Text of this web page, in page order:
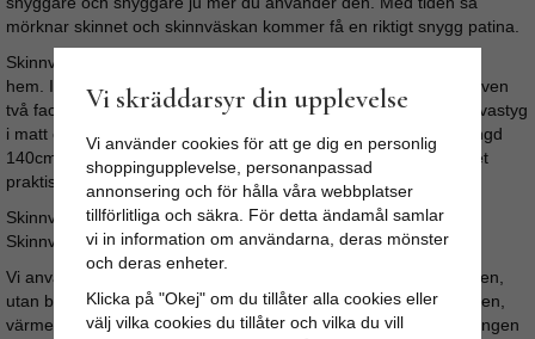
mörknar skinnet och skinnväskan kommer få en riktigt snygg patina.
Skinnväskan är handsydd i Jodhpur, Indien, av kvinnor i sina
hem. Inuti skinnväskan finns ett stort och två mindre fack och även
två fack med dragkedja. Insidan är klädd i mycket slitstarkt canvastyg
i matt olivgrön färg. Skinnväskans axelrem är justerbar (maxlängd
140cm) Stängningen av väskan görs snabbt och enkelt med det
praktiska magnetlåset.
Skinnväskans mått: Längd: 26cm / Höjd: 20cm / Djup: 9cm
Skinnväskan har kromfärgade metalldetaljer.
Vi använder inga skadliga kemikalier under beredningsprocessen,
utan bara naturliga ämnen. Såsom vegetabilisk olja, salt, kalksten,
värme och torkprocess med hjälp av solens värmande strålar. Ingen
Vi skräddarsyr din upplevelse
Vi använder cookies för att ge dig en personlig
shoppingupplevelse, personanpassad
annonsering och för hålla våra webbplatser
tillförlitliga och säkra. För detta ändamål samlar
vi in information om användarna, deras mönster
och deras enheter.
Klicka på "Okej" om du tillåter alla cookies eller
välj vilka cookies du tillåter och vilka du vill